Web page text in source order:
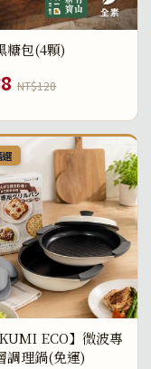
糖包(4顆)
NT$128
ECO】微波專
調理鍋(免運)